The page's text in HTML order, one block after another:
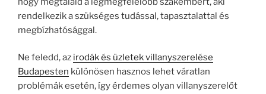
rendelkezik a szükséges tudással, tapasztalattal és
megbízhatósággal.
Ne feledd, az irodák és üzletek villanyszerelése
Budapesten különösen hasznos lehet váratlan
problémák esetén, így érdemes olyan villanyszerelőt